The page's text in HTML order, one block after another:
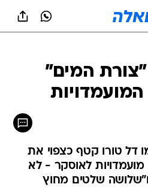
2018: "צורת המים"
דל טורו קטף כצפוי את
לאוסקר - לא
ו"שלושה שלטים מחוץ